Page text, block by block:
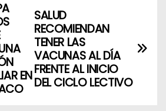
SALUD
RECOMIENDAN
TENER LAS
VACUNAS AL DÍA
FRENTE AL INICIO
DEL CICLO LECTIVO
EN